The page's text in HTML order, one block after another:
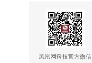
凤凰网科技官方微信